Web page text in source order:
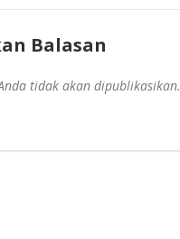
Balasan
tidak akan dipublikasikan.